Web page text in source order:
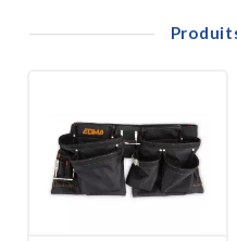
23 mm garantit une
risques d’arrachement,
difficiles.
Important : Pour les
CASTOR CUIVRE, il est